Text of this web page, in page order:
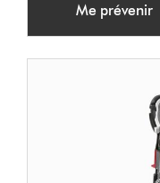
Me prévenir